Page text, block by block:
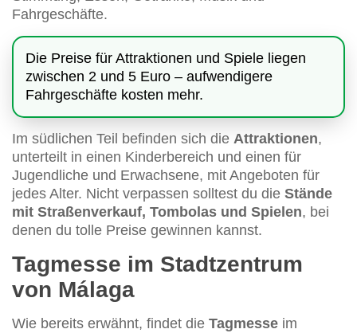
Fahrgeschäfte.
Die Preise für Attraktionen und Spiele liegen
zwischen 2 und 5 Euro – aufwendigere
Fahrgeschäfte kosten mehr.
Im südlichen Teil befinden sich die Attraktionen,
unterteilt in einen Kinderbereich und einen für
Jugendliche und Erwachsene, mit Angeboten für
jedes Alter. Nicht verpassen solltest du die Stände
mit Straßenverkauf, Tombolas und Spielen, bei
denen du tolle Preise gewinnen kannst.
Tagmesse im Stadtzentrum
von Málaga
Wie bereits erwähnt, findet die Tagmesse im